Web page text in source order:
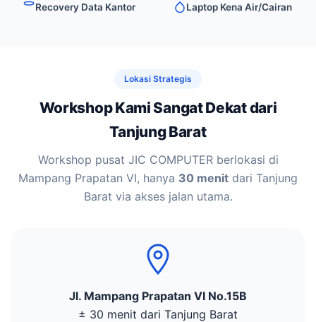
Recovery Data Kantor Laptop Kena Air/Cairan
Lokasi Strategis
Workshop Kami Sangat Dekat dari
Tanjung Barat
Workshop pusat JIC COMPUTER berlokasi di
Mampang Prapatan VI, hanya 30 menit dari Tanjung
Barat via akses jalan utama.
Jl. Mampang Prapatan VI No.15B
± 30 menit dari Tanjung Barat